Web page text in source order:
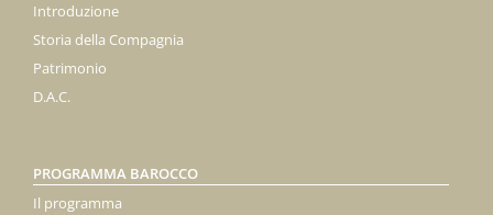
Introduzione
Storia della Compagnia
Patrimonio
D.A.C.
PROGRAMMA BAROCCO
Il programma